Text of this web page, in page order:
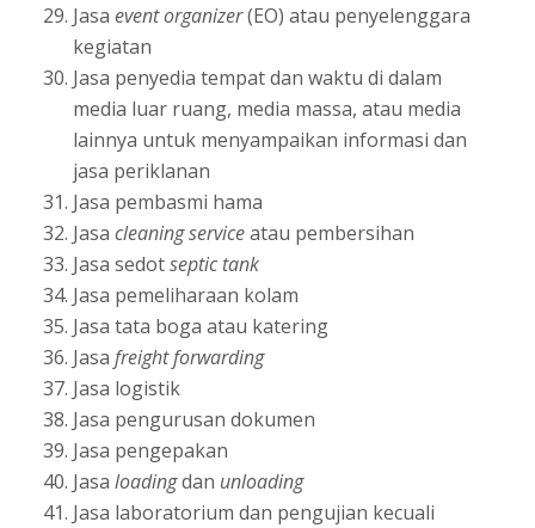
Jasa event organizer(EO) atau penyelenggara
kegiatan
Jasa penyedia tempat dan waktu di dalam
media luar ruang, media massa, atau media
lainnya untuk menyampaikan informasi dan
jasa periklanan
Jasa pembasmi hama
Jasa cleaning serviceatau pembersihan
Jasa sedotseptic tank
Jasa pemeliharaan kolam
Jasa tata boga atau katering
Jasa freight forwarding
Jasa logistik
Jasa pengurusan dokumen
Jasa pengepakan
Jasa loadingdan unloading
Jasa laboratorium dan pengujian kecuali